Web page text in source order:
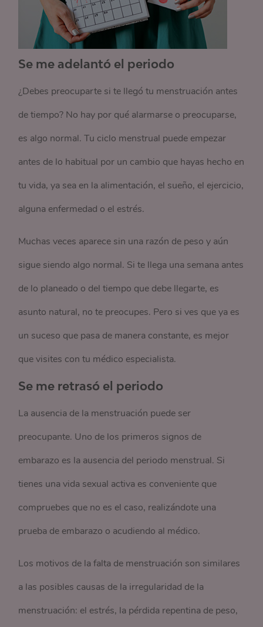
Se me adelantó el periodo
¿Debes preocuparte si te llegó tu menstruación antes
de tiempo? No hay por qué alarmarse o preocuparse,
es algo normal. Tu ciclo menstrual puede empezar
antes de lo habitual por un cambio que hayas hecho en
tu vida, ya sea en la alimentación, el sueño, el ejercicio,
alguna enfermedad o el estrés.
Muchas veces aparece sin una razón de peso y aún
sigue siendo algo normal. Si te llega una semana antes
de lo planeado o del tiempo que debe llegarte, es
asunto natural, no te preocupes. Pero si ves que ya es
un suceso que pasa de manera constante, es mejor
que visites con tu médico especialista.
Se me retrasó el periodo
La ausencia de la menstruación puede ser
preocupante. Uno de los primeros signos de
embarazo es la ausencia del periodo menstrual. Si
tienes una vida sexual activa es conveniente que
compruebes que no es el caso, realizándote una
prueba de embarazo o acudiendo al médico.
Los motivos de la falta de menstruación son similares
a las posibles causas de la irregularidad de la
menstruación: el estrés, la pérdida repentina de peso,